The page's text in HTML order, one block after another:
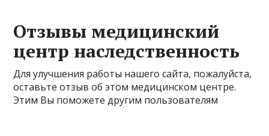
Отзывы медицинский
центр наследственность
Для улучшения работы нашего сайта, пожалуйста,
оставьте отзыв об этом медицинском центре.
Этим Вы поможете другим пользователям